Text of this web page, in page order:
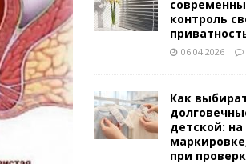
контроль
06.04.2026
Как
детской:
при